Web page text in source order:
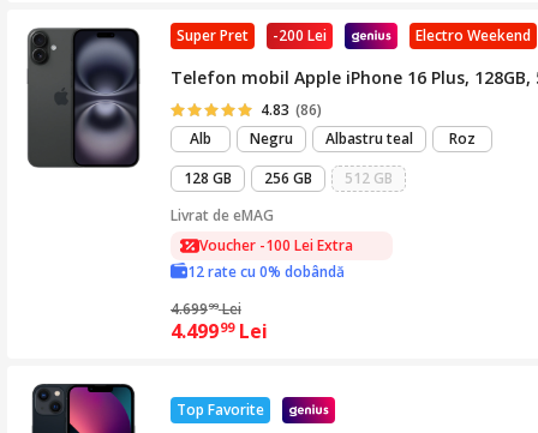
Electro Weekend
-200 Lei
Super Pret
Telefon mobil Apple iPhone 16 Plus, 128GB,
4.83 (86)
Alb
Negru Albastru teal
Roz
128 GB
256 GB
512 GB
Livrat deeMAG
Voucher -100 Lei Extra
12 rate cu 0% dobândă
4.69999 Lei
4.49999 Lei
Top Favorite